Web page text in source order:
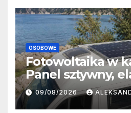
OSOBOWE
Fotowoltaika w
Panel sztywny,
przenośny?
09/08/2026